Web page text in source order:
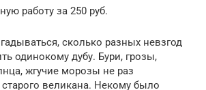
работу за 250 руб.
сколько разных невзгод
одинокому дубу. Бури, грозы,
жгучие морозы не раз
великана. Некому было